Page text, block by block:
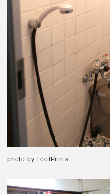
photo by FootPrints